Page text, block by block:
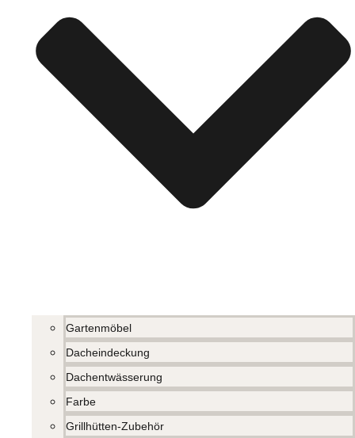
Gartenmöbel
Dacheindeckung
Dachentwässerung
Farbe
Grillhütten-Zubehör